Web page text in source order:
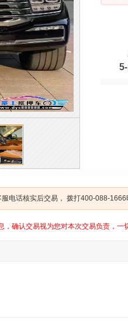
电话核实后交易， 拨打400-088-
确认交易视为您对本次交易负责，一